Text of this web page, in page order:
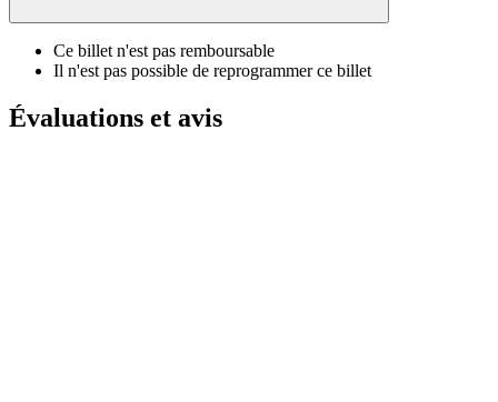
Ce billet n'est pas remboursable
Il n'est pas possible de reprogrammer ce billet
Évaluations et avis